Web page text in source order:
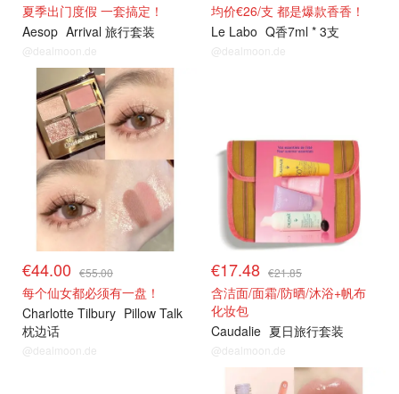
夏季出门度假 一套搞定！
Aesop Arrival 旅行套装
@dealmoon.de
均价€26/支 都是爆款香香！
Le Labo Q香7ml * 3支
@dealmoon.de
€44.00 €55.00
每个仙女都必须有一盘！
Charlotte Tilbury Pillow Talk
枕边话
@dealmoon.de
€17.48 €21.85
含洁面/面霜/防晒/沐浴+帆布
化妆包
Caudalie 夏日旅行套装
@dealmoon.de